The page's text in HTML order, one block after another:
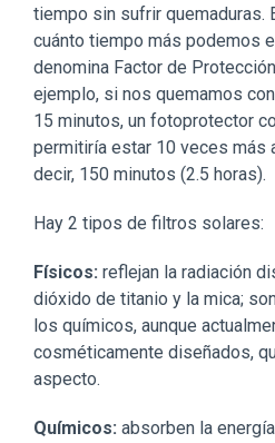
tiempo sin sufrir quemaduras.
cuánto tiempo más podemos
denomina Factor de
ejemplo, si nos quemamos
15 minutos, un fotoprotector
permitiría estar 10 veces más
decir, 150 minutos (2.5 horas).
Hay 2 tipos de filtros solares:
Físicos: reflejan la radiación
dióxido de titanio y la mica;
los químicos, aunque
cosméticamente diseñados,
aspecto.
Químicos: absorben la